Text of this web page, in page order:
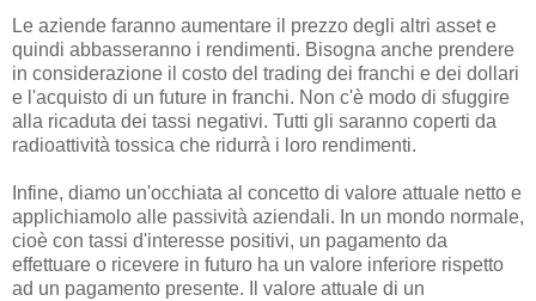
Le aziende faranno aumentare il prezzo degli altri asset e
quindi abbasseranno i rendimenti. Bisogna anche prendere
in considerazione il costo del trading dei franchi e dei dollari
e l'acquisto di un future in franchi. Non c'è modo di sfuggire
alla ricaduta dei tassi negativi. Tutti gli saranno coperti da
radioattività tossica che ridurrà i loro rendimenti.
Infine, diamo un'occhiata al concetto di valore attuale netto e
applichiamolo alle passività aziendali. In un mondo normale,
cioè con tassi d'interesse positivi, un pagamento da
effettuare o ricevere in futuro ha un valore inferiore rispetto
ad un pagamento presente. Il valore attuale di un